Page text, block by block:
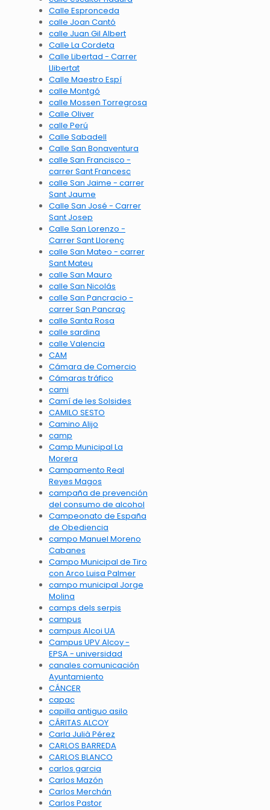
Calle Espronceda
calle Joan Cantó
calle Juan Gil Albert
Calle La Cordeta
Calle Libertad - Carrer
Llibertat
Calle Maestro Espí
calle Montgó
calle Mossen Torregrosa
Calle Oliver
calle Perú
Calle Sabadell
Calle San Bonaventura
calle San Francisco -
carrer Sant Francesc
calle San Jaime - carrer
Sant Jaume
Calle San José - Carrer
Sant Josep
Calle San Lorenzo -
Carrer Sant Llorenç
calle San Mateo - carrer
Sant Mateu
calle San Mauro
calle San Nicolás
calle San Pancracio -
carrer San Pancraç
calle Santa Rosa
calle sardina
calle Valencia
CAM
Cámara de Comercio
Cámaras tráfico
cami
Camí de les Solsides
CAMILO SESTO
Camino Alijo
camp
Camp Municipal La
Morera
Campamento Real
Reyes Magos
campaña de prevención
del consumo de alcohol
Campeonato de España
de Obediencia
campo Manuel Moreno
Cabanes
Campo Municipal de Tiro
con Arco Luisa Palmer
campo municipal Jorge
Molina
camps dels serpis
campus
campus Alcoi UA
Campus UPV Alcoy -
EPSA - universidad
canales comunicación
Ayuntamiento
CÁNCER
capac
capilla antiguo asilo
CÁRITAS ALCOY
Carla Julià Pérez
CARLOS BARREDA
CARLOS BLANCO
carlos garcia
Carlos Mazón
Carlos Merchán
Carlos Pastor